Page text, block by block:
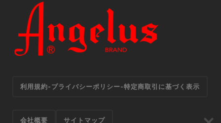
利用規約-プライバシーポリシー-特定商取引に基づく表示
会社概要 サイトマップ